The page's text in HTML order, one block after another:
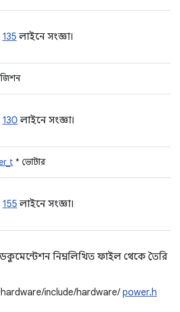
135 লাইনে সংজ্ঞা।
130 লাইনে সংজ্ঞা।
* ভোটার
155 লাইনে সংজ্ঞা।
নিম্নলিখিত ফাইল থেকে তৈরি
include/hardware/ power.h